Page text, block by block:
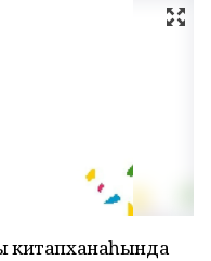
китапханаһында